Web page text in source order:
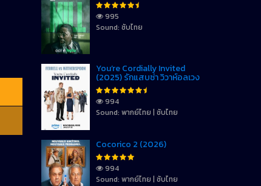
995
Sound: ซับไทย
You’re Cordially Invited
(2025) รักแสบซ่า วิวาห์อลเวง
994
Sound: พากย์ไทย | ซับไทย
Cocorico 2 (2026)
994
Sound: พากย์ไทย | ซับไทย